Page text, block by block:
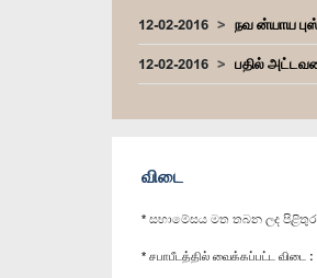
12-02-2016
நவ ன்யாய
12-02-2016
பதில்
விடை
* සභාමේසය මත තබන ලද
* சபாபீடத்தில் வைக்கப்பட்ட விடை :